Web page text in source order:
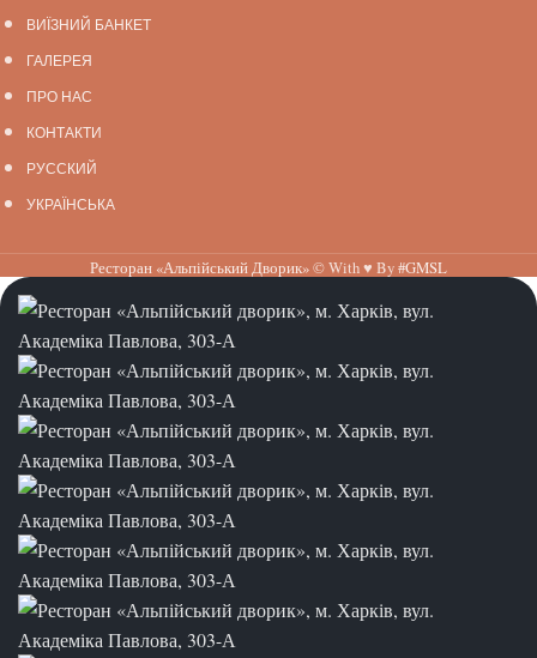
ВИЇЗНИЙ БАНКЕТ
ГАЛЕРЕЯ
ПРО НАС
КОНТАКТИ
РУССКИЙ
УКРАЇНСЬКА
Ресторан «Альпійський Дворик»© With ♥ By#GMSL